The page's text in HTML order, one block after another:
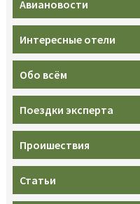
Авиановости
Интересные отели
Обо всём
Поездки эксперта
Проишествия
Статьи